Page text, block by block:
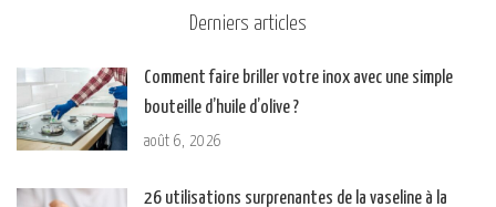
Derniers articles
Comment faire briller votre inox avec une simple
bouteille d’huile d’olive ?
août 6, 2026
26 utilisations surprenantes de la vaseline à la